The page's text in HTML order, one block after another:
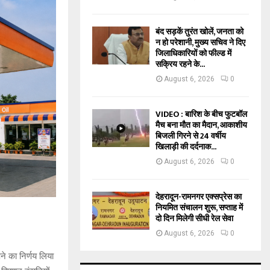
निर्णय लिया
बंद सड़कें तुरंत खोलें, जनता को
न हो परेशानी, मुख्य सचिव ने दिए
जिलाधिकारियों को फील्ड में
सक्रिय रहने के...
August 6, 2026 0
VIDEO : बारिश के बीच फुटबॉल
मैच बना मौत का मैदान, आकाशीय
बिजली गिरने से 24 वर्षीय
खिलाड़ी की दर्दनाक...
August 6, 2026 0
देहरादून-रामनगर एक्सप्रेस का
नियमित संचालन शुरू, सप्ताह में
दो दिन मिलेगी सीधी रेल सेवा
August 6, 2026 0